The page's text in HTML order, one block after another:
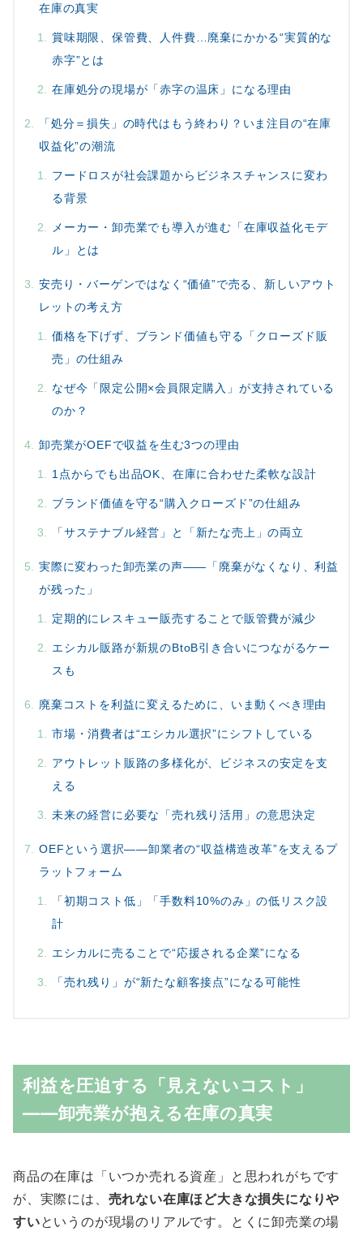
在庫の真実
賞味期限、保管費、人件費…廃棄にかかる“実質的な
赤字”とは
在庫処分の現場が「赤字の温床」になる理由
「処分＝損失」の時代はもう終わり？いま注目の“在庫
収益化”の潮流
フードロスが社会課題からビジネスチャンスに変わ
る背景
メーカー・卸売業でも導入が進む「在庫収益化モデ
ル」とは
安売り・バーゲンではなく“価値”で売る、新しいアウト
レットの考え方
価格を下げず、ブランド価値も守る「クローズド販
売」の仕組み
なぜ今「限定公開×会員限定購入」が支持されている
のか？
卸売業がOEFで収益を生む3つの理由
1点からでも出品OK、在庫に合わせた柔軟な設計
ブランド価値を守る“購入クローズド”の仕組み
「サステナブル経営」と「新たな売上」の両立
実際に変わった卸売業の声——「廃棄がなくなり、利益
が残った」
定期的にレスキュー販売することで販管費が減少
エシカル販路が新規のBtoB引き合いにつながるケー
スも
廃棄コストを利益に変えるために、いま動くべき理由
市場・消費者は“エシカル選択”にシフトしている
アウトレット販路の多様化が、ビジネスの安定を支
える
未来の経営に必要な「売れ残り活用」の意思決定
OEFという選択——卸業者の“収益構造改革”を支えるプ
ラットフォーム
「初期コスト低」「手数料10%のみ」の低リスク設
計
エシカルに売ることで“応援される企業”になる
「売れ残り」が“新たな顧客接点”になる可能性
利益を圧迫する「見えないコスト」
——卸売業が抱える在庫の真実
商品の在庫は「いつか売れる資産」と思われがちです
が、実際には、 売れない在庫ほど大きな損失になりや
すいというのが現場のリアルです。とくに卸売業の場